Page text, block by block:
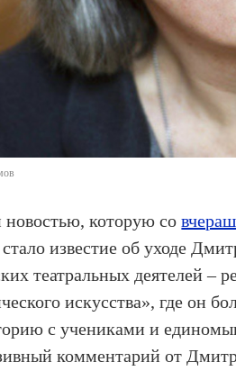
новостью, которую со
известие об уходе
театральных деятелей –
искусства», где он
с учениками и
комментарий от